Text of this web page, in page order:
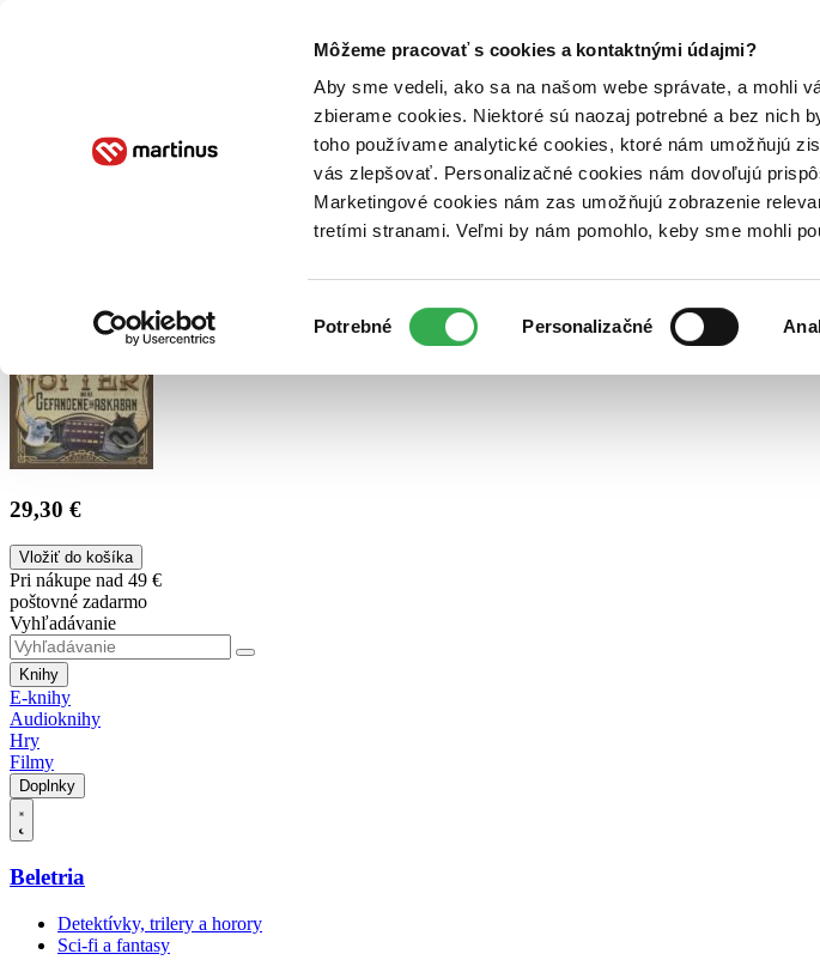
Môžeme pracovať s cookies a kontaktnými údajmi?
Aby sme vedeli, ako sa na našom webe správate, a mohli
zbierame cookies. Niektoré sú naozaj potrebné a bez nich
toho používame analytické cookies, ktoré nám umožňujú
vás zlepšovať. Personalizačné cookies nám dovoľujú
Marketingové cookies nám zas umožňujú zobrazenie
tretími stranami. Veľmi by nám pomohlo, keby sme mohli
súhlasu
Potrebné Personalizačné
Poukážky Kontakt
29,30 €
Vložiť do košíka
Pri nákupe nad 49 €
poštovné zadarmo
Vyhľadávanie
Knihy
E-knihy
Audioknihy
Hry
Filmy
Doplnky
Beletria
Detektívky, trilery a horory
Sci-fi a fantasy